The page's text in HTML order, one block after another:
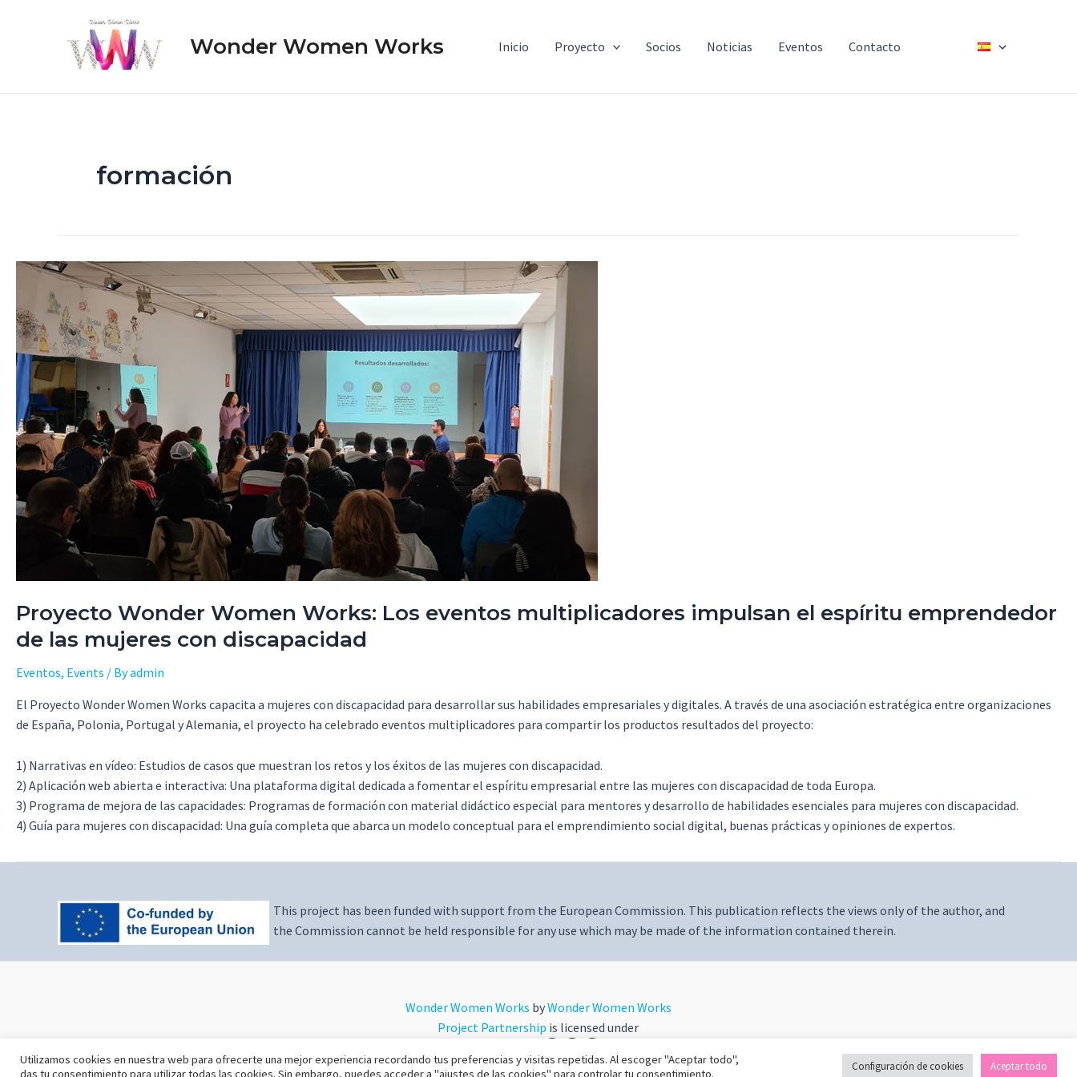
Wonder Women Works Inicio Proyecto Socios Noticias Eventos Contacto
formación
Proyecto Wonder Women Works: Los eventos multiplicadores impulsan el espíritu emprendedor
de las mujeres con discapacidad
Eventos, Events / Byadmin
El Proyecto Wonder Women Works capacita a mujeres con discapacidad para desarrollar sus habilidades empresariales y digitales. A través de una asociación estratégica entre organizaciones
de España, Polonia, Portugal y Alemania, el proyecto ha celebrado eventos multiplicadores para compartir los productos resultados del proyecto:
1) Narrativas en vídeo: Estudios de casos que muestran los retos y los éxitos de las mujeres con discapacidad.
2) Aplicación web abierta e interactiva: Una plataforma digital dedicada a fomentar el espíritu empresarial entre las mujeres con discapacidad de toda Europa.
3) Programa de mejora de las capacidades: Programas de formación con material didáctico especial para mentores y desarrollo de habilidades esenciales para mujeres con discapacidad.
4) Guía para mujeres con discapacidad: Una guía completa que abarca un modelo conceptual para el emprendimiento social digital, buenas prácticas y opiniones de expertos.
This project has been funded with support from the European Commission. This publication reflects the views only of the author, and
the Commission cannot be held responsible for any use which may be made of the information contained therein.
Wonder Women Works byWonder Women Works
Project Partnership is licensed under
Utilizamos cookies en nuestra web para ofrecerte una mejor experiencia recordando tus preferencias y visitas repetidas. Al escoger "Aceptar todo",
das tu consentimiento para utilizar todas las cookies. Sin embargo, puedes acceder a "ajustes de las cookies" para controlar tu consentimiento.
Configuración de cookies Aceptar todo